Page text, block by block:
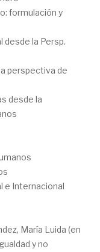
formulación y
desde la Persp.
perspectiva de
desde la
e Internacional
María Luida (en
y no